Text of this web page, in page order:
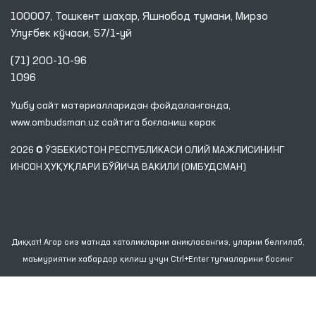
100007, Тошкент шаҳар, Яшнобод тумани, Мирзо
Улуғбек кўчаси, 57/1-уй
(71) 200-10-96
1096
Ушбу сайт материалларидан фойдаланганда,
www.ombudsman.uz сайтига боғланиш керак
2026 © ЎЗБЕКИСТОН РЕСПУБЛИКАСИ ОЛИЙ МАЖЛИСИНИНГ
ИНСОН ҲУҚУҚЛАРИ БЎЙИЧА ВАКИЛИ (ОМБУДСМАН)
Диққат! Агар сиз матнда хатоликларни аниқласангиз, уларни белгилаб,
маъмуриятни хабардор қилиш учун Ctrl+Enter тугмаларини босинг